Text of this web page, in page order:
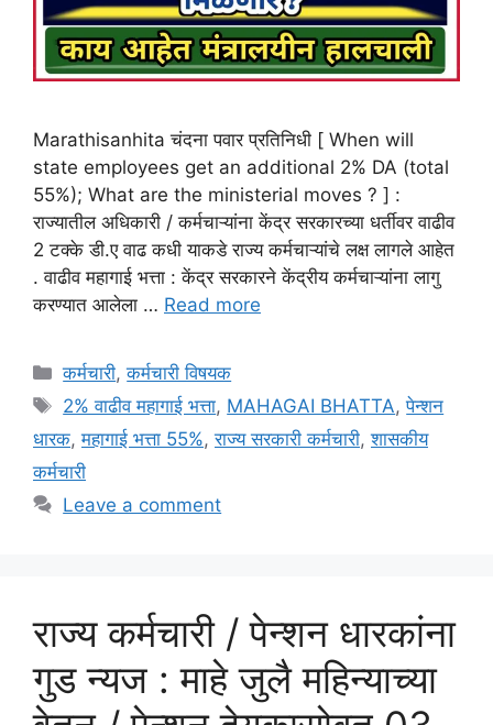
Marathisanhita चंदना पवार प्रतिनिधी [ When will
state employees get an additional 2% DA (total
55%); What are the ministerial moves ? ] :
राज्यातील अधिकारी / कर्मचाऱ्यांना केंद्र सरकारच्या धर्तीवर वाढीव
2 टक्के डी.ए वाढ कधी याकडे राज्य कर्मचाऱ्यांचे लक्ष लागले आहेत
. वाढीव महागाई भत्ता : केंद्र सरकारने केंद्रीय कर्मचाऱ्यांना लागु
करण्यात आलेला … Read more
Categories
कर्मचारी,कर्मचारी विषयक
Tags
2% वाढीव महागाई भत्ता, MAHAGAI BHATTA,पेन्शन
धारक,महागाई भत्ता 55%,राज्य सरकारी कर्मचारी,शासकीय
कर्मचारी
Leave a comment
राज्य कर्मचारी / पेन्शन धारकांना
गुड न्यज : माहे जुलै महिन्याच्या